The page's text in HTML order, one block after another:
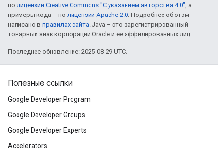
по лицензии Creative Commons "С указанием авторства 4.0", а
примеры кода – по лицензии Apache 2.0. Подробнее об этом
написано в правилах сайта. Java – это зарегистрированный
товарный знак корпорации Oracle и ее аффилированных лиц.
Последнее обновление: 2025-08-29 UTC.
Полезные ссылки
Google Developer Program
Google Developer Groups
Google Developer Experts
Accelerators